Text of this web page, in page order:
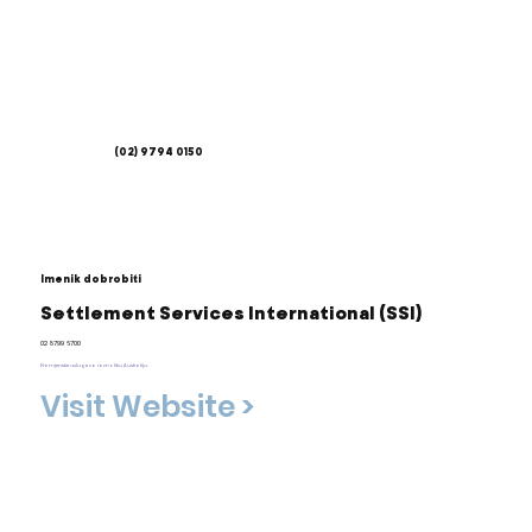
(02) 9794 0150
02 8799 6700
Imenik dobrobiti
Settlement Services International (SSI)
Namjenske usluge za raznoliku Australiju.
Visit Website >